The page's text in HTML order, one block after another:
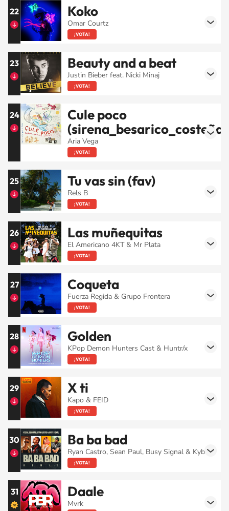
22 Koko
Omar Courtz
¡VOTA!
23 Beauty and a beat
Justin Bieber feat. Nicki Minaj
¡VOTA!
24
Cule poco
(sirena_besarico_costeña)
Aria Vega
¡VOTA!
25 Tu vas sin (fav)
Rels B
¡VOTA!
26 Las muñequitas
El Americano 4KT & Mr Plata
¡VOTA!
27 Coqueta
Fuerza Regida & Grupo Frontera
¡VOTA!
28 Golden
KPop Demon Hunters Cast & Huntr/x
¡VOTA!
29 X ti
Kapo & FEID
¡VOTA!
30 Ba ba bad
Ryan Castro, Sean Paul, Busy Signal & Kybba
¡VOTA!
31 Daale
Mvrk